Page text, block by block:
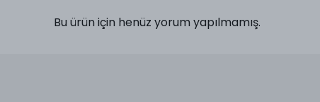
Bu ürün için henüz yorum yapılmamış.